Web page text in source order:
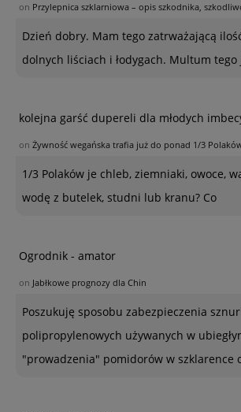
on Przylepnica szklarniowa – opis szkodnika,
Dzień dobry. Mam tego zatrważającą
dolnych liściach i łodygach. Multum tego
kolejna garść dupereli dla młodych
on Żywność wegańska trafia już do ponad 1/3
1/3 Polaków je chleb, ziemniaki, owoce,
wodę z butelek, studni lub kranu? Co
Ogrodnik - amator
on Jabłkowe prognozy dla Chin
Poszukuję sposobu zabezpieczenia
polipropylenowych używanych w
"prowadzenia" pomidorów w szklarence